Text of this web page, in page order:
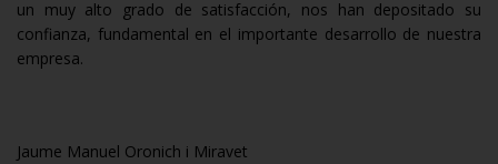
un muy alto grado de satisfacción, nos han depositado su
confianza, fundamental en el importante desarrollo de nuestra
empresa.
Jaume Manuel Oronich i Miravet